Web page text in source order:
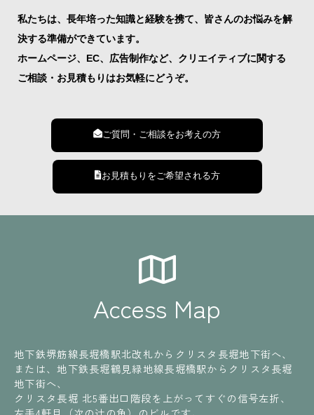
私たちは、長年培った知識と経験を携て、皆さんのお悩みを解
決する準備ができています。
ホームページ、EC、広告制作など、クリエイティブに関する
ご相談・お見積もりはお気軽にどうぞ。
ご質問・ご相談をお考えの方
お見積もりをご希望される方
Access Map
地下鉄堺筋線長堀橋駅北改札からクリスタ長堀地下街へ、
または、地下鉄長堀鶴見緑地線長堀橋駅からクリスタ長堀
地下街へ、
クリスタ長堀 北5番出口階段を上がってすぐの信号左折、